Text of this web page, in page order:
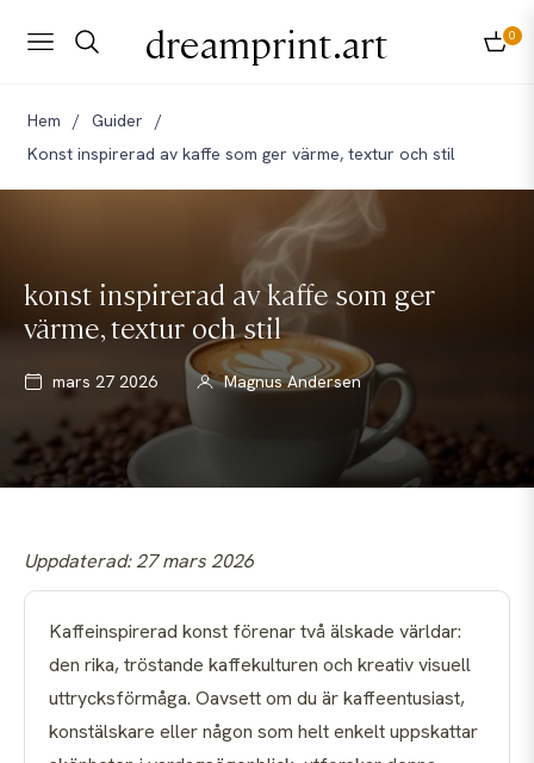
Navigation dreamprint.art 0
Hem / Guider
/
Konst inspirerad av kaffe som ger värme, textur och stil
konst inspirerad av kaffe som ger
värme, textur och stil
mars 27 2026 Magnus Andersen
Uppdaterad: 27 mars 2026
Kaffeinspirerad konst förenar två älskade världar:
den rika, tröstande kaffekulturen och kreativ visuell
uttrycksförmåga. Oavsett om du är kaffeentusiast,
konstälskare eller någon som helt enkelt uppskattar